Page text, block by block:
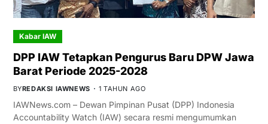
Kabar IAW
DPP IAW Tetapkan Pengurus Baru DPW Jawa
Barat Periode 2025-2028
BYREDAKSI IAWNEWS 1 TAHUN AGO
IAWNews.com – Dewan Pimpinan Pusat (DPP) Indonesia
Accountability Watch (IAW) secara resmi mengumumkan